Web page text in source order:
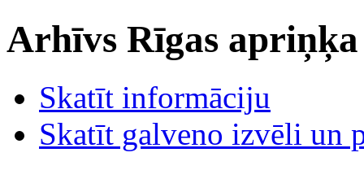
Arhīvs Rīgas
Skatīt informāciju
Skatīt galveno izvēli un